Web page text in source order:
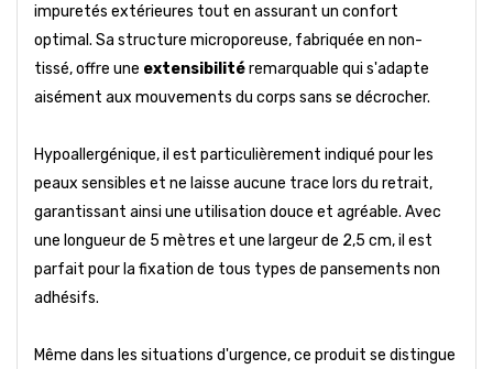
impuretés extérieures tout en assurant un confort
optimal. Sa structure microporeuse, fabriquée en non-
tissé, offre une extensibilitéremarquable qui s'adapte
aisément aux mouvements du corps sans se décrocher.
Hypoallergénique, il est particulièrement indiqué pour les
peaux sensibles et ne laisse aucune trace lors du retrait,
garantissant ainsi une utilisation douce et agréable. Avec
une longueur de 5 mètres et une largeur de 2,5 cm, il est
parfait pour la fixation de tous types de pansements non
adhésifs.
Même dans les situations d'urgence, ce produit se distingue